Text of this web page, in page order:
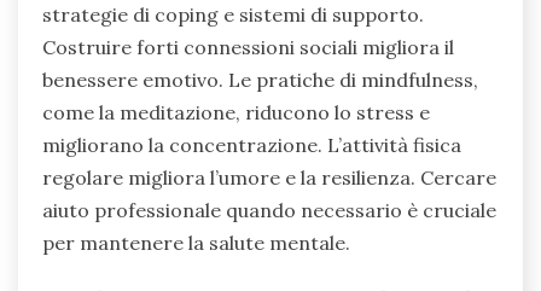
strategie di coping e sistemi di supporto.
Costruire forti connessioni sociali migliora il
benessere emotivo. Le pratiche di mindfulness,
come la meditazione, riducono lo stress e
migliorano la concentrazione. L’attività fisica
regolare migliora l’umore e la resilienza. Cercare
aiuto professionale quando necessario è cruciale
per mantenere la salute mentale.